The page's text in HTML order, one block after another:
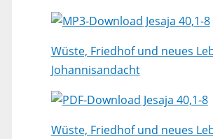
Jesaja 40,1-8
Wüste, Friedhof und neues
Johannisandacht
Jesaja 40,1-8
Wüste, Friedhof und neues